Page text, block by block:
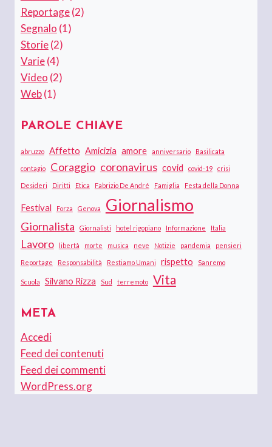
Reportage(2)
Segnalo (1)
Storie(2)
Varie(4)
Video (2)
Web(1)
PAROLE CHIAVE
abruzzo Affetto Amicizia amore anniversario Basilicata
contagio Coraggio coronavirus covid covid-19 crisi
Desideri Diritti Etica Fabrizio De André Famiglia Festa della Donna
Festival Forza Genova Giornalismo
Giornalista Giornalisti hotel rigopiano Informazione Italia
Lavoro libertà morte musica neve Notizie pandemia pensieri
Reportage Responsabilità Restiamo Umani rispetto Sanremo
Scuola Silvano Rizza Sud terremoto Vita
META
Accedi
Feed dei contenuti
Feed dei commenti
WordPress.org